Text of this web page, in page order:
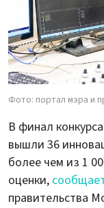
Фото: портал мэра и
В финал
вышли 36
более чем из 1
оценки,
правительства